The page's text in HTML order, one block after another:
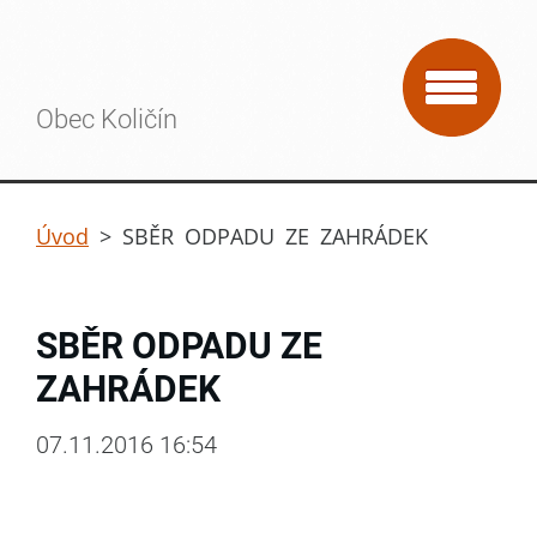
Obec Količín
Úvod > SBĚR ODPADU ZE ZAHRÁDEK
SBĚR ODPADU ZE
ZAHRÁDEK
07.11.2016 16:54